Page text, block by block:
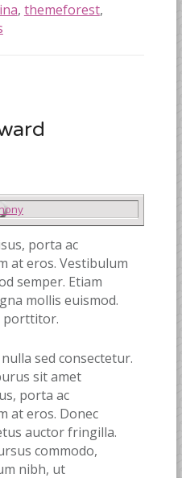
, themeforest,
porta ac
at eros. Vestibulum
semper. Etiam
mollis euismod.
porttitor.
sed consectetur.
sit amet
porta ac
at eros. Donec
auctor fringilla.
commodo,
nibh, ut